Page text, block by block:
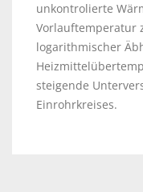
unkontrolierte
Vorlauftemperatur
logarithmischer
steigende
Einrohrkreises.